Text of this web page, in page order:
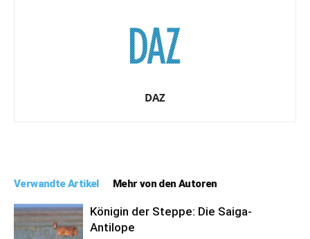
DAZ
Verwandte Artikel Mehr von den Autoren
Königin der Steppe: Die Saiga-
Antilope